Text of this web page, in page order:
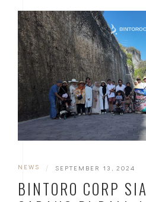
NEWS | SEPTEMBER 13, 2024
BINTORO CORP